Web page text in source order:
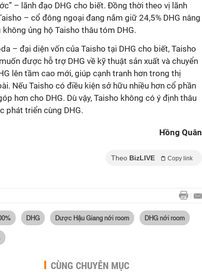
– lãnh đạo DHG cho biết. Đồng thời theo vị lãnh
– cổ đông ngoại đang nắm giữ 24,5% DHG nâng
ủng hộ Taisho thâu tóm DHG.
– đại diện vốn của Taisho tại DHG cho biết, Taisho
được hỗ trợ DHG về kỹ thuật sản xuất và chuyển
lên tầm cao mới, giúp cạnh tranh hơn trong thị
Nếu Taisho có điều kiện sở hữu nhiều hơn cổ phần
hơn cho DHG. Dù vậy, Taisho không có ý định thâu
phát triển cùng DHG.
Hồng Quân
Theo BizLIVE Copy link
DHG Dược Hậu Giang nới room DHG nới room
CÙNG CHUYÊN MỤC